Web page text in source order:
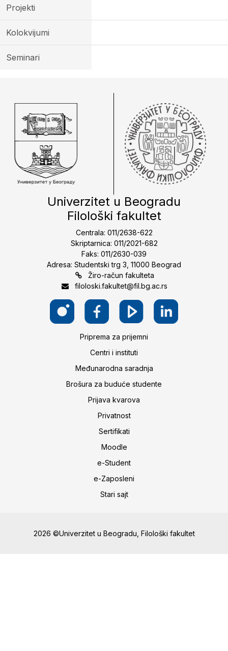
Projekti
Kolokvijumi
Seminari
Univerzitet u Beogradu
Filološki fakultet
Centrala: 011/2638-622
Skriptarnica: 011/2021-682
Faks: 011/2630-039
Adresa: Studentski trg 3, 11000 Beograd
Žiro-račun fakulteta
filoloski.fakultet@fil.bg.ac.rs
Priprema za prijemni
Centri i instituti
Međunarodna saradnja
Brošura za buduće studente
Prijava kvarova
Privatnost
Sertifikati
Moodle
e-Student
e-Zaposleni
Stari sajt
2026 ©Univerzitet u Beogradu, Filološki fakultet